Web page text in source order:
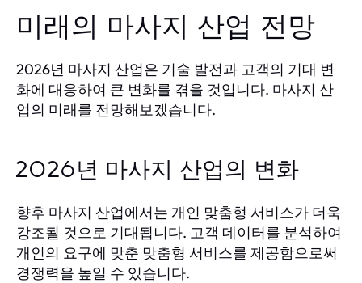
미래의 마사지 산업 전망
2026년 마사지 산업은 기술 발전과 고객의 기대 변
화에 대응하여 큰 변화를 겪을 것입니다. 마사지 산
업의 미래를 전망해보겠습니다.
2026년 마사지 산업의 변화
향후 마사지 산업에서는 개인 맞춤형 서비스가 더욱
강조될 것으로 기대됩니다. 고객 데이터를 분석하여
개인의 요구에 맞춘 맞춤형 서비스를 제공함으로써
경쟁력을 높일 수 있습니다.